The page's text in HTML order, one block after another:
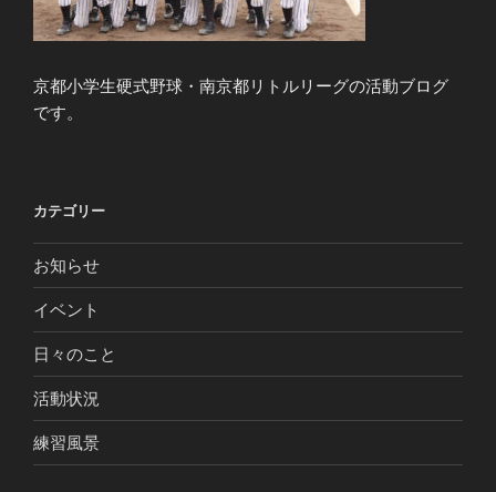
京都小学生硬式野球・南京都リトルリーグの活動ブログ
です。
カテゴリー
お知らせ
イベント
日々のこと
活動状況
練習風景